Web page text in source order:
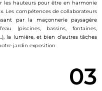
les hauteurs pour être en harmonie
Les compétences de collaborateurs
par la maçonnerie paysagère
(piscines, bassins, fontaines,
la lumière, et bien d’autres tâches
jardin exposition
03